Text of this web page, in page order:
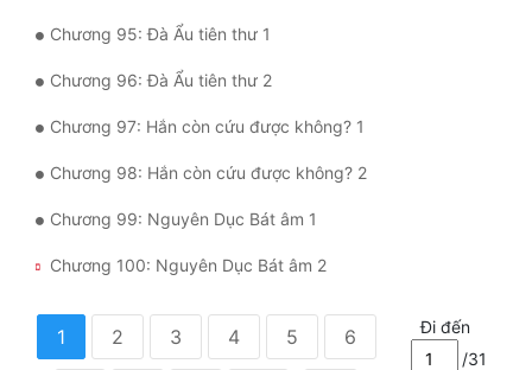
Chương 95: Đà Ẩu tiên thư 1
Chương 96: Đà Ẩu tiên thư 2
Chương 97: Hắn còn cứu được không? 1
Chương 98: Hắn còn cứu được không? 2
Chương 99: Nguyên Dục Bát âm 1
Chương 100: Nguyên Dục Bát âm 2
1 2 3 4 5 6
Đi đến
/31